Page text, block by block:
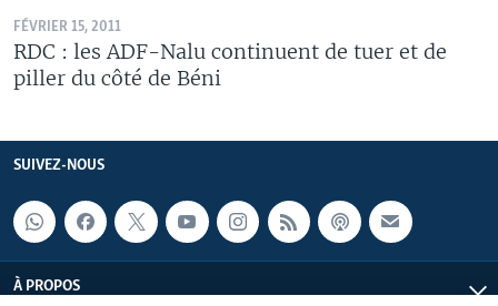
FÉVRIER 15, 2011
RDC : les ADF-Nalu continuent de tuer et de
piller du côté de Béni
SUIVEZ-NOUS
À PROPOS